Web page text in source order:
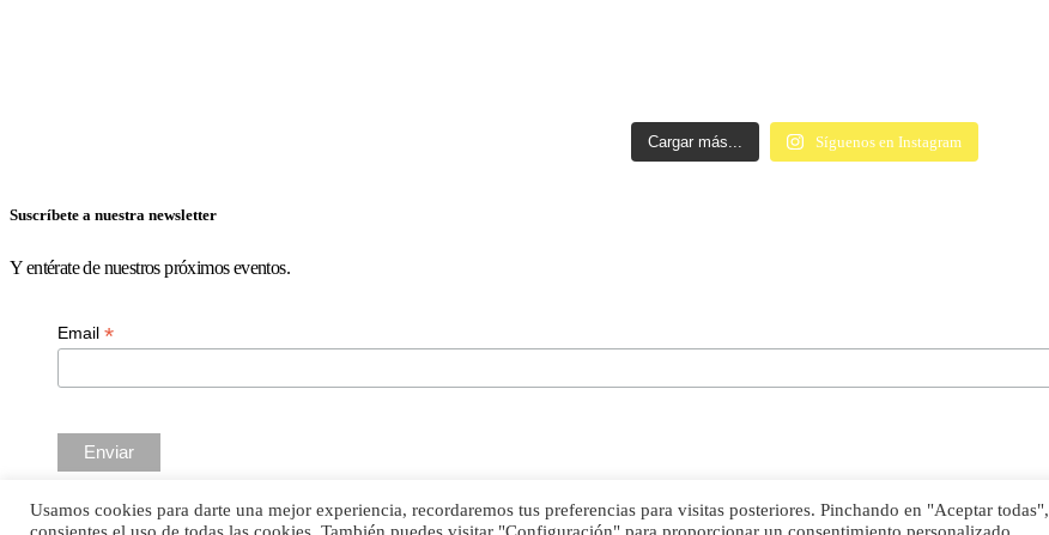
Cargar más... Síguenos en Instagram
Suscríbete a nuestra newsletter
Y entérate de nuestros próximos eventos.
Email *
© Mi Chambergo de Entretiempo ~ 2022
Usamos cookies para darte una mejor experiencia, recordaremos tus preferencias para visitas posteriores. Pinchando en "Aceptar todas",
consientes el uso de todas las cookies. También puedes visitar "Configuración" para proporcionar un consentimiento personalizado.